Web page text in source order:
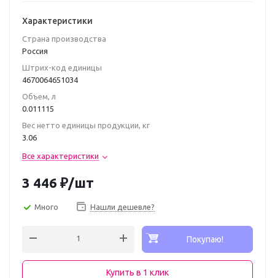
Характеристики
Страна производства
Россия
Штрих-код единицы
4670064651034
Объем, л
0.011115
Вес нетто единицы продукции, кг
3.06
Все характеристики
3 446 ₽/шт
Много Нашли дешевле?
Покупаю!
Купить в 1 клик